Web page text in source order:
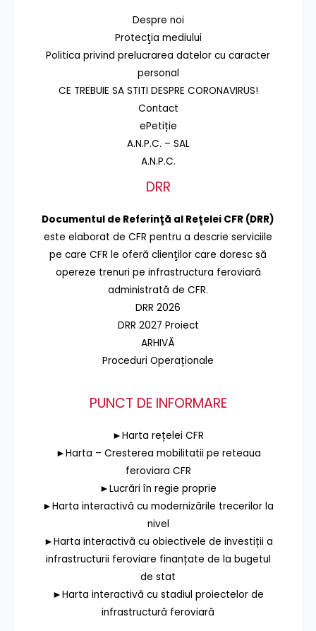
Despre noi
Protecţia mediului
Politica privind prelucrarea datelor cu caracter
personal
CE TREBUIE SA STITI DESPRE CORONAVIRUS!
Contact
ePetiție
A.N.P.C. – SAL
A.N.P.C.
DRR
Documentul de Referinţă al Reţelei CFR (DRR)
este elaborat de CFR pentru a descrie serviciile
pe care CFR le oferă clienţilor care doresc să
opereze trenuri pe infrastructura feroviară
administrată de CFR.
DRR 2026
DRR 2027 Proiect
ARHIVĂ
Proceduri Operaționale
PUNCT DE INFORMARE
►Harta rețelei CFR
►Harta – Cresterea mobilitatii pe reteaua
feroviara CFR
►Lucrări în regie proprie
►Harta interactivă cu modernizările trecerilor la
nivel
►Harta interactivă cu obiectivele de investiții a
infrastructurii feroviare finanțate de la bugetul
de stat
►Harta interactivă cu stadiul proiectelor de
infrastructură feroviară